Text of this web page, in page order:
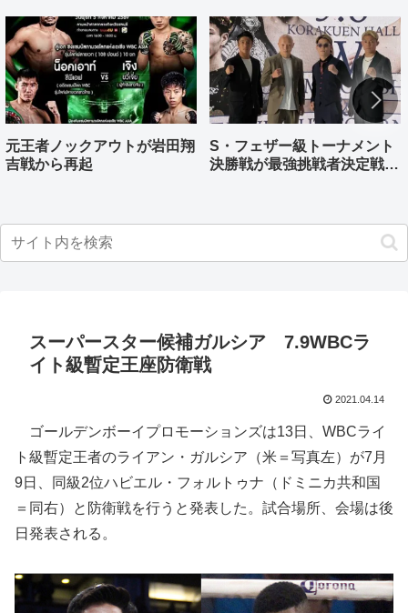
元王者ノックアウトが岩田翔
吉戦から再起
S・フェザー級トーナメント
決勝戦が最強挑戦者決定戦兼
スーパースター候補ガルシア 7.9WBCラ
イト級暫定王座防衛戦
2021.04.14
ゴールデンボーイプロモーションズは13日、WBCライ
ト級暫定王者のライアン・ガルシア（米＝写真左）が7月
9日、同級2位ハビエル・フォルトゥナ（ドミニカ共和国
＝同右）と防衛戦を行うと発表した。試合場所、会場は後
日発表される。